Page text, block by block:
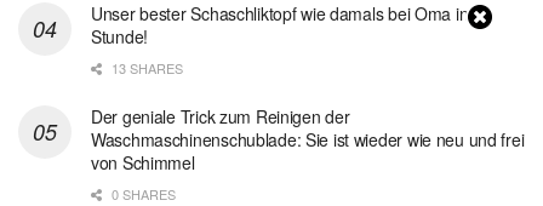
Unser bester Schaschliktopf wie damals bei Oma in 1
Stunde!
13 SHARES
Der geniale Trick zum Reinigen der
Waschmaschinenschublade: Sie ist wieder wie neu und frei
von Schimmel
0 SHARES